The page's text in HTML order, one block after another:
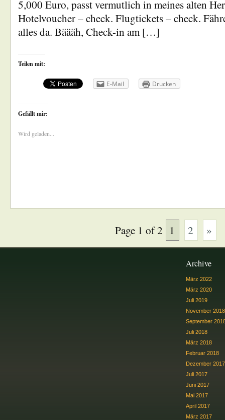
5,000 Euro, passt vermutlich in meines alten
Hotelvoucher – check. Flugtickets – check.
alles da. Bäääh, Check-in am […]
Teilen mit:
E-Mail Drucken
Gefällt mir:
Wird geladen...
Page 1 of 2 1 2 »
Archive
März 2022
März 2020
Juli 2019
November 2018
September
Juli 2018
März 2018
Februar 2018
Dezember 2017
Juli 2017
Juni 2017
Mai 2017
April 2017
März 2017